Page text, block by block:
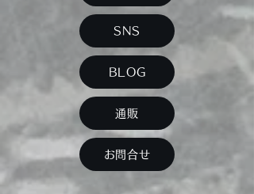
SNS
BLOG
通販
お問合せ